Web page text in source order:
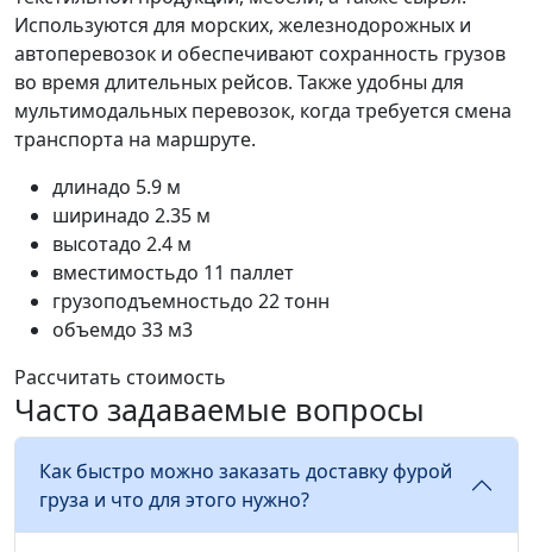
Используются для морских, железнодорожных и
автоперевозок и обеспечивают сохранность грузов
во время длительных рейсов. Также удобны для
мультимодальных перевозок, когда требуется смена
транспорта на маршруте.
длинадо 5.9 м
ширинадо 2.35 м
высотадо 2.4 м
вместимостьдо 11 паллет
грузоподъемностьдо 22 тонн
объемдо 33 м3
Рассчитать стоимость
Часто задаваемые вопросы
Как быстро можно заказать доставку фурой
груза и что для этого нужно?